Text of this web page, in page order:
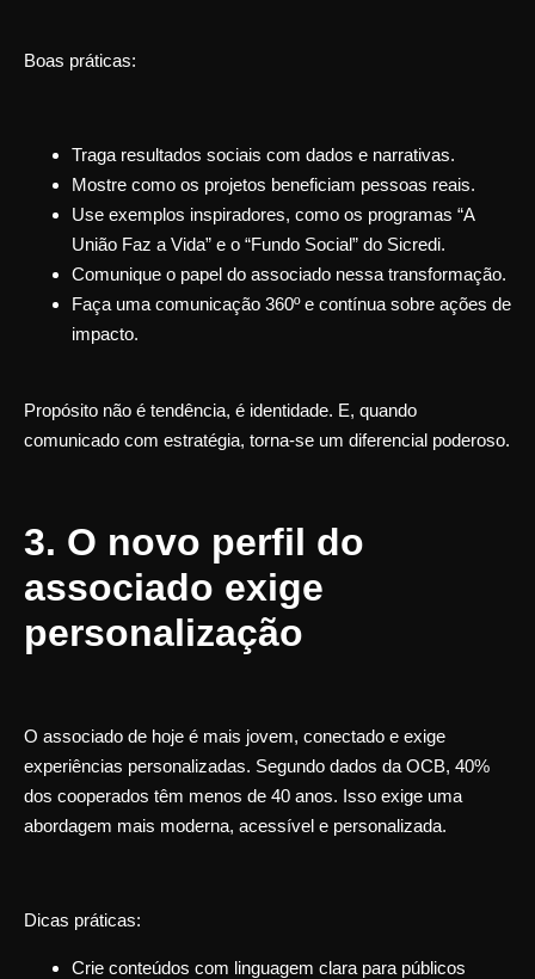
Boas práticas:
Traga resultados sociais com dados e narrativas.
Mostre como os projetos beneficiam pessoas reais.
Use exemplos inspiradores, como os programas “A
União Faz a Vida” e o “Fundo Social” do Sicredi.
Comunique o papel do associado nessa transformação.
Faça uma comunicação 360º e contínua sobre ações de
impacto.
Propósito não é tendência, é identidade. E, quando
comunicado com estratégia, torna-se um diferencial poderoso.
3. O novo perfil do
associado exige
personalização
O associado de hoje é mais jovem, conectado e exige
experiências personalizadas. Segundo dados da OCB, 40%
dos cooperados têm menos de 40 anos. Isso exige uma
abordagem mais moderna, acessível e personalizada.
Dicas práticas:
Crie conteúdos com linguagem clara para públicos